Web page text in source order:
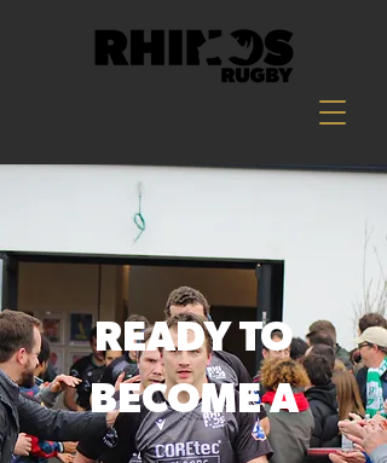
READY TO
BECOME A